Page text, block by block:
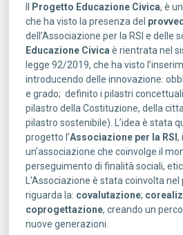
Progetto Educazione Civica, è
che ha visto la presenza del
dell’Associazione per la RSI e delle
Educazione Civica è rientrata nel
legge 92/2019, che ha visto
introducendo delle innovazione:
e grado; definito i pilastri
pilastro della Costituzione, della
pilastro sostenibile). L’idea è stata
progetto l’Associazione per la RSI ,
un’associazione che coinvolge il
perseguimento di finalità sociali,
L’Associazione è stata coinvolta
riguarda la: covalutazione;
coprogettazione, creando un
nuove generazioni.